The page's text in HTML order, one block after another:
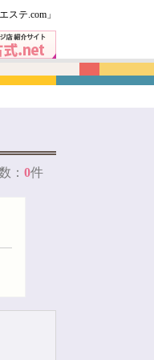
関
テ.com」
： 0件